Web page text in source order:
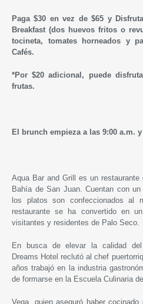
Paga $30 en vez de $65 y
Breakfast (dos huevos fritos o
tocineta, tomates horneados y
Cafés.
*Por $20 adicional, puede
frutas.
El brunch empieza a las 9:00 a.m.
Aqua Bar and Grill es un
Bahía de San Juan. Cuentan con
los platos son confeccionados al
restaurante se ha convertido en
visitantes y residentes de Palo Seco.
En busca de elevar la calidad del
Dreams Hotel reclutó al chef
años trabajó en la industria
de formarse en la Escuela Culinaria
Vega, quien aseguró haber